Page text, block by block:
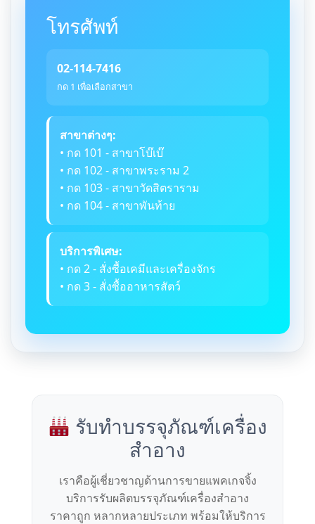
โทรศัพท์
02-114-7416
กด 1 เพื่อเลือกสาขา
สาขาต่างๆ:
• กด 101 - สาขาโบ๊เบ๊
• กด 102 - สาขาพระราม 2
• กด 103 - สาขาวัดสิตราราม
• กด 104 - สาขาพันท้าย
บริการพิเศษ:
• กด 2 - สั่งซื้อเคมีและเครื่องจักร
• กด 3 - สั่งซื้ออาหารสัตว์
รับทำบรรจุภัณฑ์เครื่อง
สำอาง
เราคือผู้เชี่ยวชาญด้านการขายแพคเกจจิ้ง
บริการรับผลิตบรรจุภัณฑ์เครื่องสำอาง
ราคาถูก หลากหลายประเภท พร้อมให้บริการ